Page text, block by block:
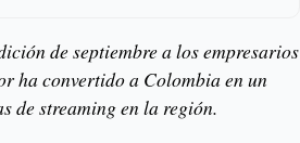
de septiembre a los empresarios
ha convertido a Colombia en un
de streaming en la región.